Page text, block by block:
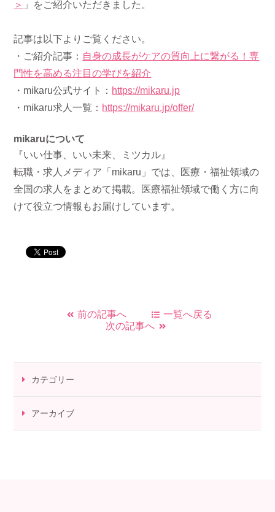
＞ 」をご紹介いただきました。
記事は以下よりご覧ください。
・ご紹介記事： 自身の成長がケアの質向上に繋がる！専
門性を高める注目の学びを紹介
・mikaru公式サイト： https://mikaru.jp
・mikaru求人一覧： https://mikaru.jp/offer/
mikaruについて
『いい仕事、いい未来、ミツカル』
転職・求人メディア「mikaru」では、医療・福祉領域の
全国の求人をまとめて掲載。医療福祉領域で働く方に向
けて役立つ情報もお届けしています。
前の記事へ
一覧へ戻る
次の記事へ
カテゴリー
アーカイブ